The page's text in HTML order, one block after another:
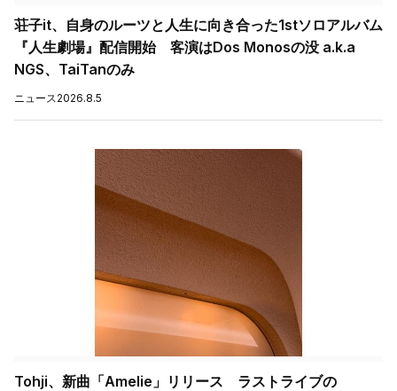
荘子it、自身のルーツと人生に向き合った1stソロアルバム
『人生劇場』配信開始 客演はDos Monosの没 a.k.a
NGS、TaiTanのみ
ニュース 2026.8.5
Tohji、新曲「Amelie」リリース ラストライブの